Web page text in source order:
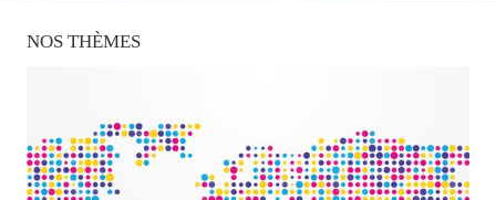
NOS THÈMES